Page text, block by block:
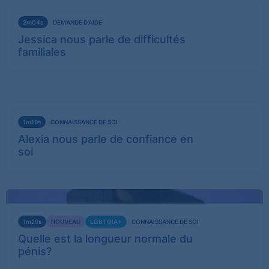
2m04s DEMANDE D'AIDE
Jessica nous parle de difficultés
familiales
1m19s CONNAISSANCE DE SOI
Alexia nous parle de confiance en
soi
Quelle longueur fait un pénis en moyenne
1m29s NOUVEAU LGBTQIA+ CONNAISSANCE DE SOI
Quelle est la longueur normale du
pénis?